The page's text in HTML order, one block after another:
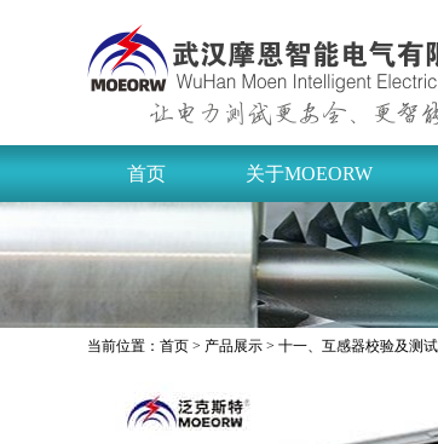
首页 关于MOEORW
当前位置： 首页 > 产品展示 > 十一、互感器校验及测